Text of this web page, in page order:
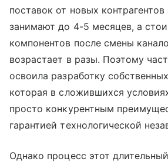
поставок от новых
занимают до 4-5 месяцев, а
компонентов после смены
возрастает в разы. Поэтому
освоила разработку
которая в сложившихся
просто конкурентным
гарантией технологической
Однако процесс этот